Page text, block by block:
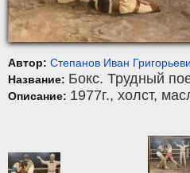
Автор: Степанов Иван
Название: Бокс. Трудный
Описание: 1977г., холст,